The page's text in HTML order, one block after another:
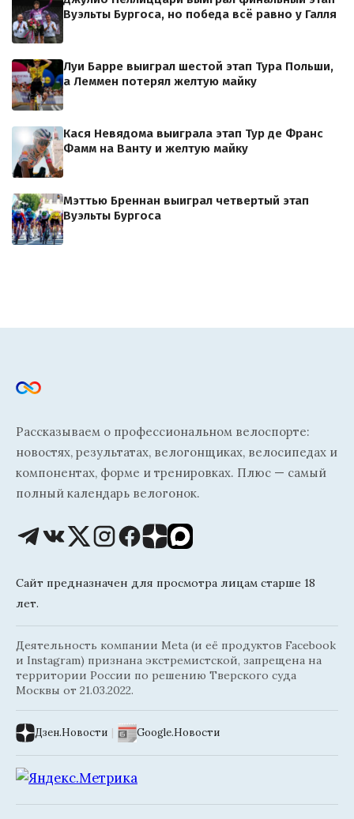
Вуэльты Бургоса, но победа всё равно у Галля
Луи Барре выиграл шестой этап Тура Польши,
а Леммен потерял желтую майку
Кася Невядома выиграла этап Тур де Франс
Фамм на Ванту и желтую майку
Мэттью Бреннан выиграл четвертый этап
Вуэльты Бургоса
Рассказываем о профессиональном велоспорте:
новостях, результатах, велогонщиках, велосипедах и
компонентах, форме и тренировках. Плюс — самый
полный календарь велогонок.
Сайт предназначен для просмотра лицам старше 18
лет.
Деятельность компании Meta (и её продуктов Facebook
и Instagram) признана экстремистской, запрещена на
территории России по решению Тверского суда
Москвы от 21.03.2022.
Дзен.Новости | Google.Новости